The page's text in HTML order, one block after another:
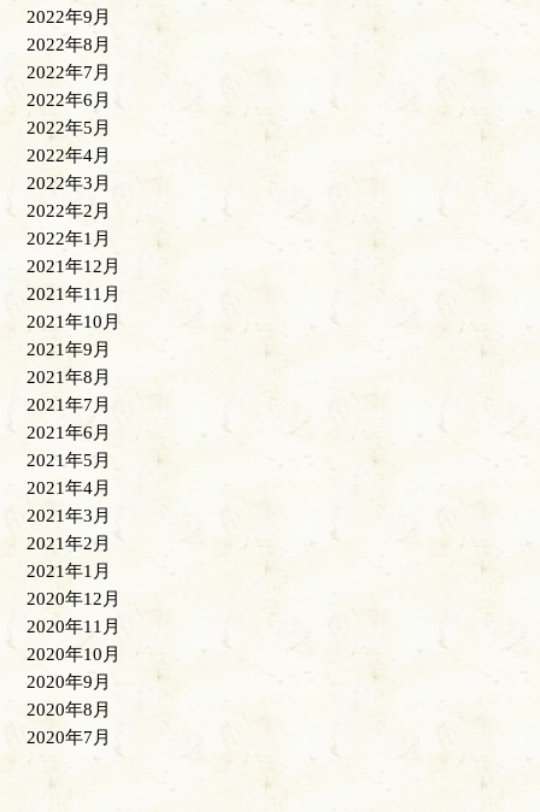
2022年9月
2022年8月
2022年7月
2022年6月
2022年5月
2022年4月
2022年3月
2022年2月
2022年1月
2021年12月
2021年11月
2021年10月
2021年9月
2021年8月
2021年7月
2021年6月
2021年5月
2021年4月
2021年3月
2021年2月
2021年1月
2020年12月
2020年11月
2020年10月
2020年9月
2020年8月
2020年7月